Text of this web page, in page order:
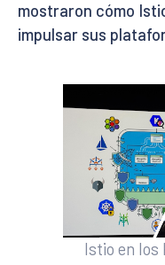
mostraron cómo
impulsar sus
Istio en los